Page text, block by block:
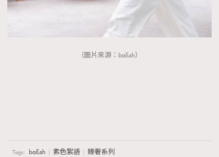
（圖片來源：ba&sh）
Tags: ba&sh 紫色絮語 臻奢系列